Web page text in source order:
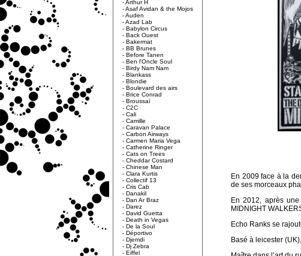
-Arthur H
-Asaf Avidan & the Mojos
-Auden
-Azad Lab
- Babylon Circus
- Back Ouest
- Bakermat
- BB Brunes
- Before Tanen
- Ben l'Oncle Soul
- Birdy Nam Nam
- Blankass
- Blondie
- Boulevard des airs
- Brice Conrad
- Broussaï
- C2C
- Cali
- Camille
- Caravan Palace
- Carbon Airways
- Carmen Maria Vega
- Catherine Ringer
- Cats on Trees
- Cheddar Costard
- Chinese Man
- Clara Kurtis
- Collectif 13
- Cris Cab
- Danakil
- Dan Ar Braz
- Darez
- David Guetta
- Death in Vegas
- De la Soul
- Déportivo
- Djemdi
- Dj Zebra
- Eiffel
En 2009 face à la
de ses morceaux
En 2012, après
MIDNIGHT
Echo Ranks se
Basé à leicester